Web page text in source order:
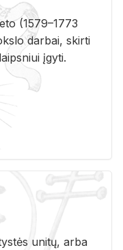
(1579–1773
darbai, skirti
įgyti.
unitų, arba